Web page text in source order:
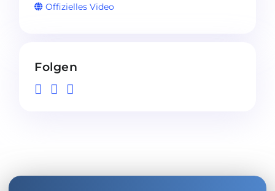
Offizielles Video
Folgen